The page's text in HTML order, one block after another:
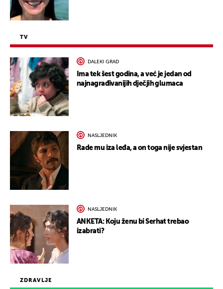
ZDRAVLJE
TV
DALEKI GRAD
Ima tek šest godina, a već je jedan od
najnagrađivanijih dječjih glumaca
NASLJEDNIK
Rade mu iza leđa, a on toga nije svjestan
NASLJEDNIK
ANKETA: Koju ženu bi Serhat trebao
izabrati?